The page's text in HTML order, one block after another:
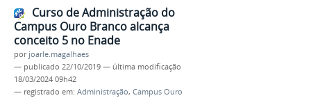
Curso de Administração do
Campus Ouro Branco alcança
conceito 5 no Enade
por joarle.magalhaes
— publicado 22/10/2019 — última modificação
18/03/2024 09h42
— registrado em: Administração, Campus Ouro